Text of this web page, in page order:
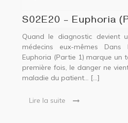
S02E20 – Euphoria
Quand le diagnostic devient
médecins eux-mêmes Dans
Euphoria (Partie 1) marque un
première fois, le danger ne
maladie du patient… […]
Lire la suite